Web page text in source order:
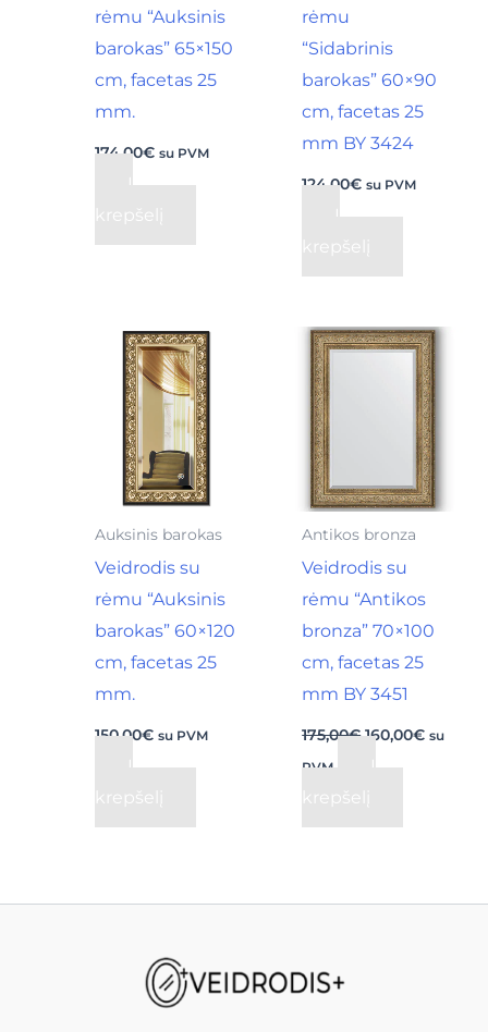
rėmu “Auksinis
barokas” 65×150
cm, facetas 25
mm.
174,00€ su PVM
Į
krepšelį
rėmu
“Sidabrinis
barokas” 60×90
cm, facetas 25
mm BY 3424
124,00€ su PVM
Į
krepšelį
Auksinis barokas
Veidrodis su
rėmu “Auksinis
barokas” 60×120
cm, facetas 25
mm.
150,00€ su PVM
Į
krepšelį
Antikos bronza
Veidrodis su
rėmu “Antikos
bronza” 70×100
cm, facetas 25
mm BY 3451
175,00€
Original
price
175,00€.
160,00€
Current
price
is:
160,00€.
su
PVM
Į
krepšelį